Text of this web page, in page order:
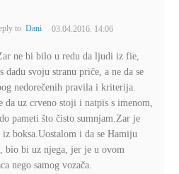
toDani 03.04.2016. 14:06
ne bi bilo u redu da ljudi iz fie,
svoju stranu priče, a ne da se
nedorečenih pravila i kriterija.
uz crveno stoji i natpis s imenom,
pameti što čisto sumnjam.Zar je
iz boksa.Uostalom i da se Hamiju
bio bi uz njega, jer je u ovom
nego samog vozača.